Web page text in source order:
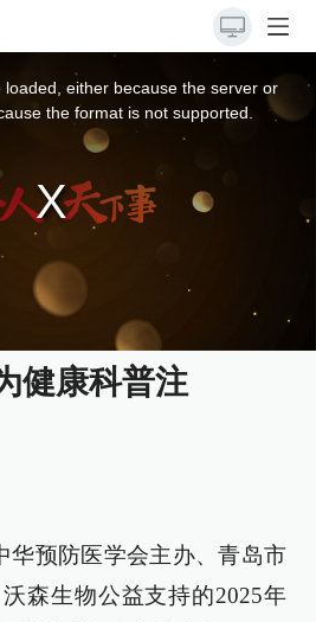
either because the server or
the format is not supported.
健康科普注
华预防医学会主办、青岛市
森生物公益支持的2025年